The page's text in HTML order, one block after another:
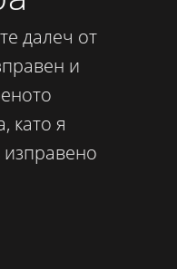
далеч от
и
като я
изправено